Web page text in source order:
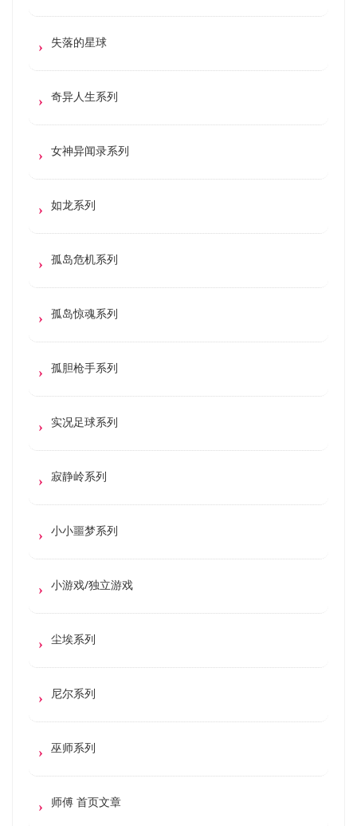
失落的星球
奇异人生系列
女神异闻录系列
如龙系列
孤岛危机系列
孤岛惊魂系列
孤胆枪手系列
实况足球系列
寂静岭系列
小小噩梦系列
小游戏/独立游戏
尘埃系列
尼尔系列
巫师系列
师傅 首页文章